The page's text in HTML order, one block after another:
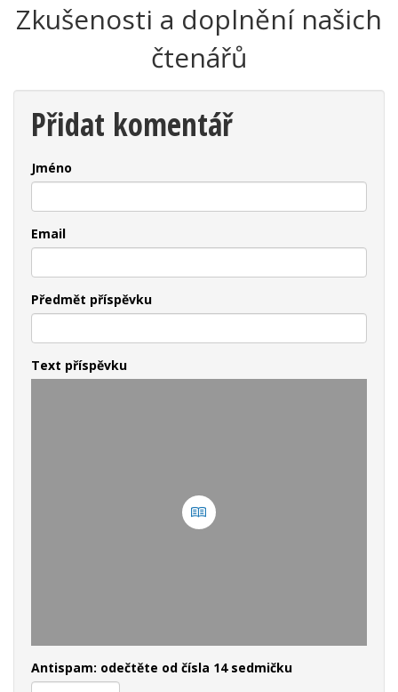
Zkušenosti a doplnění našich
čtenářů
Přidat komentář
Jméno
Email
Předmět příspěvku
Text příspěvku
Antispam: odečtěte od čísla 14 sedmičku